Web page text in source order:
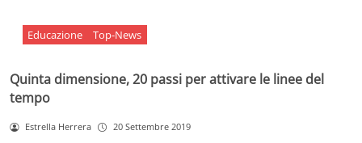
Educazione Top-News
Quinta dimensione, 20 passi per attivare le linee del
tempo
Estrella Herrera 20 Settembre 2019